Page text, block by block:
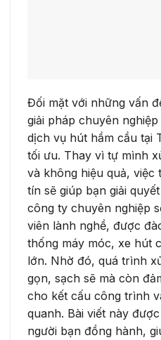
Đối mặt với những vấn
giải pháp chuyên
dịch vụ hút hầm cầu tại
tối ưu. Thay vì tự mình
và không hiệu quả,
tín sẽ giúp bạn giải
công ty chuyên nghiệp
viên lành nghề, được
thống máy móc, xe hút
lớn. Nhờ đó, quá trình
gọn, sạch sẽ mà còn
cho kết cấu công trình
quanh. Bài viết này
người bạn đồng hành,